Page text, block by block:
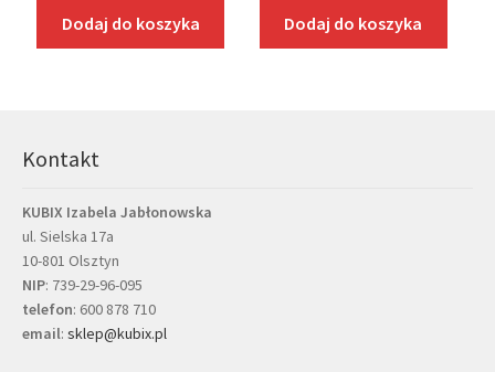
Dodaj do koszyka Dodaj do koszyka
Kontakt
KUBIX Izabela Jabłonowska
ul. Sielska 17a
10-801 Olsztyn
NIP: 739-29-96-095
telefon: 600 878 710
email: sklep@kubix.pl